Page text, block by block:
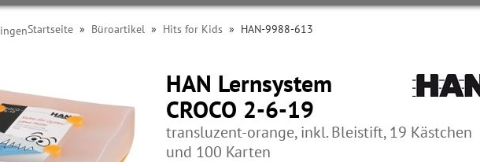
Startseite » Büroartikel » Hits for Kids » HAN-9988-613
HAN Lernsystem
CROCO 2-6-19
transluzent-orange, inkl. Bleistift, 19 Kästchen
und 100 Karten